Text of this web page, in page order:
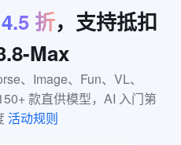
4.5 折，支持抵扣
Max
、Image、Fun、VL、
款直供模型，AI 入门第
活动规则